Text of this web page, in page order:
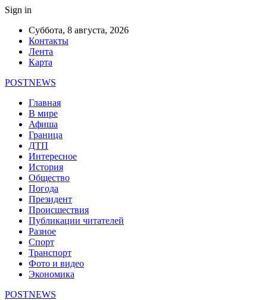
Sign in
Суббота, 8 августа, 2026
Контакты
Лента
Карта
POSTNEWS
Главная
В мире
Афиша
Граница
ДТП
Интересное
История
Общество
Погода
Президент
Происшествия
Публикации читателей
Разное
Спорт
Транспорт
Фото и видео
Экономика
POSTNEWS